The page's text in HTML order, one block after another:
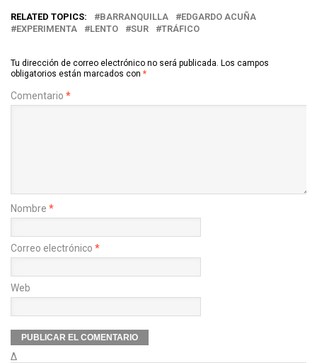
RELATED TOPICS: BARRANQUILLA
EDGARDO ACUÑA
EXPERIMENTA
LENTO SUR TRÁFICO
Tu dirección de correo electrónico no será publicada. Los campos
obligatorios están marcados con *
Comentario *
Nombre *
Correo electrónico *
Web
Δ